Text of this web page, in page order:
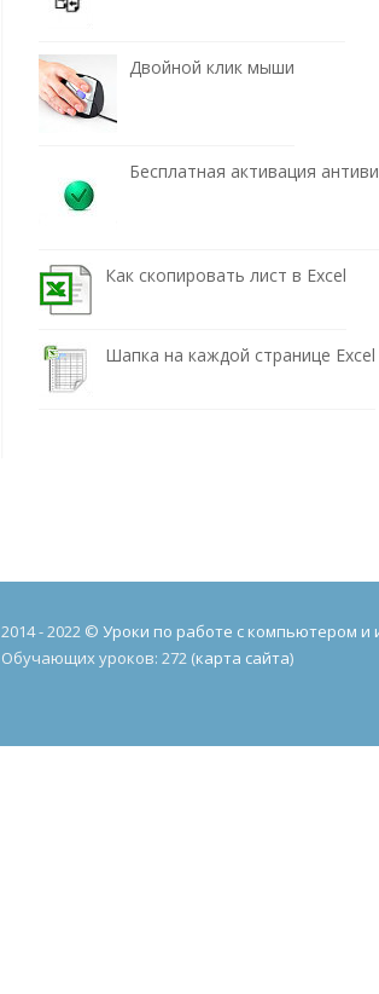
Двойной клик мыши
Бесплатная активация
Как скопировать лист в Excel
Шапка на каждой странице Excel
2014 - 2022 © Уроки по работе с компьютером и
Обучающих уроков: 272 (карта сайта)